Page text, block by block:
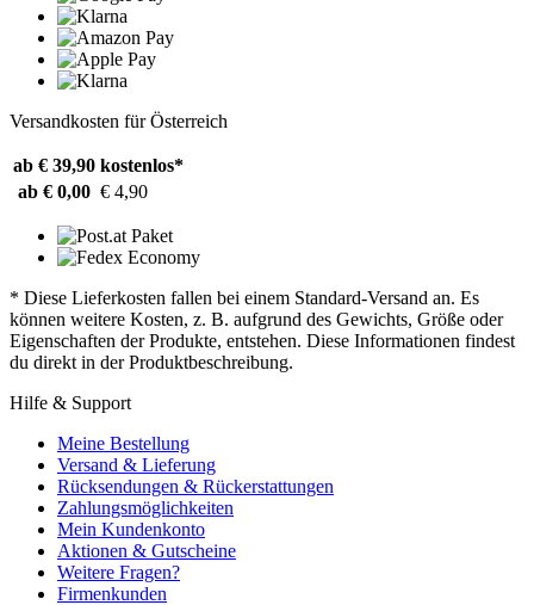
Versandkosten für Österreich
ab € 39,90 kostenlos*
ab € 0,00 € 4,90
* Diese Lieferkosten fallen bei einem Standard-Versand an. Es
können weitere Kosten, z. B. aufgrund des Gewichts, Größe oder
Eigenschaften der Produkte, entstehen. Diese Informationen findest
du direkt in der Produktbeschreibung.
Hilfe & Support
Meine Bestellung
Versand & Lieferung
Rücksendungen & Rückerstattungen
Zahlungsmöglichkeiten
Mein Kundenkonto
Aktionen & Gutscheine
Weitere Fragen?
Firmenkunden